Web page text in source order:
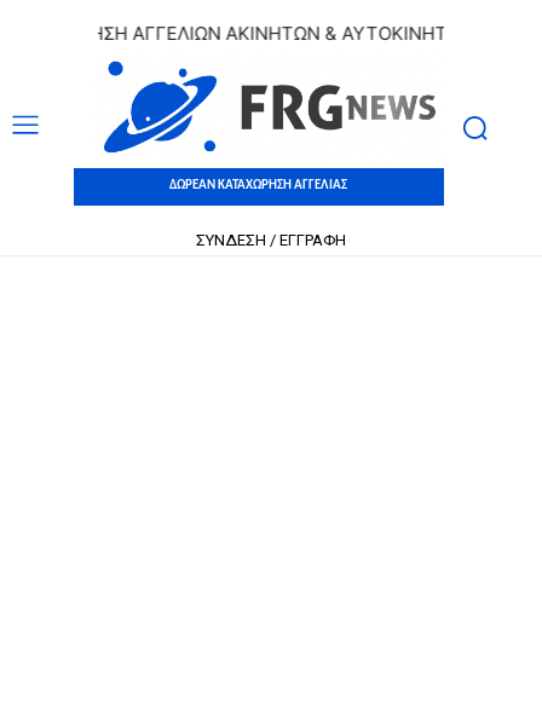
ΑΓΓΕΛΙΩΝ ΑΚΙΝΗΤΩΝ & ΑΥΤΟΚΙΝΗΤΩΝ | ΔΩΡΕΑΝ
ΔΩΡΕΑΝ ΚΑΤΑΧΩΡΗΣΗ ΑΓΓΕΛΙΑΣ
ΣΥΝΔΕΣΗ / ΕΓΓΡΑΦΗ